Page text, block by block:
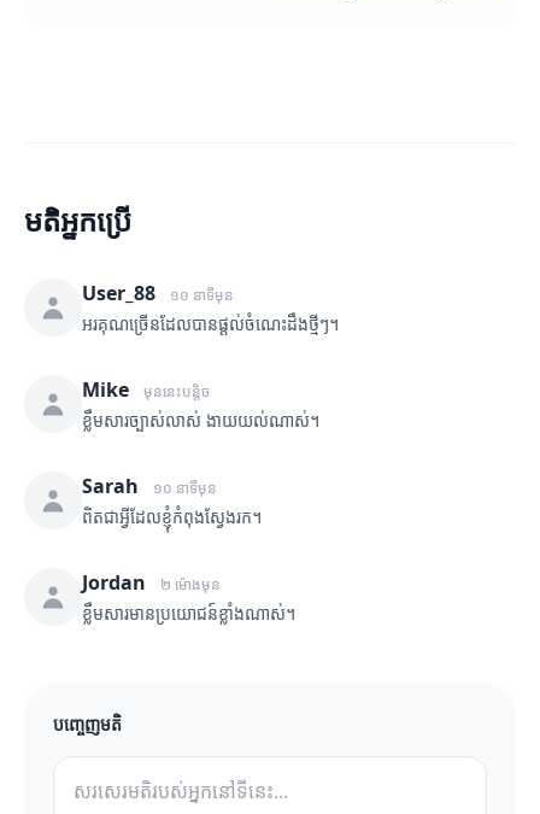
មតិអ្នកប្រើ
User_88 ១០ នាទីមុន
អរគុណច្រើនដែលបានផ្តល់ចំណេះដឹងថ្មីៗ។
Mike មុននេះបន្តិច
ខ្លឹមសារច្បាស់លាស់ ងាយយល់ណាស់។
Sarah ១០ នាទីមុន
ពិតជាអ្វីដែលខ្ញុំកំពុងស្វែងរក។
Jordan ២ ម៉ោងមុន
ខ្លឹមសារមានប្រយោជន៍ខ្លាំងណាស់។
បញ្ចេញមតិ